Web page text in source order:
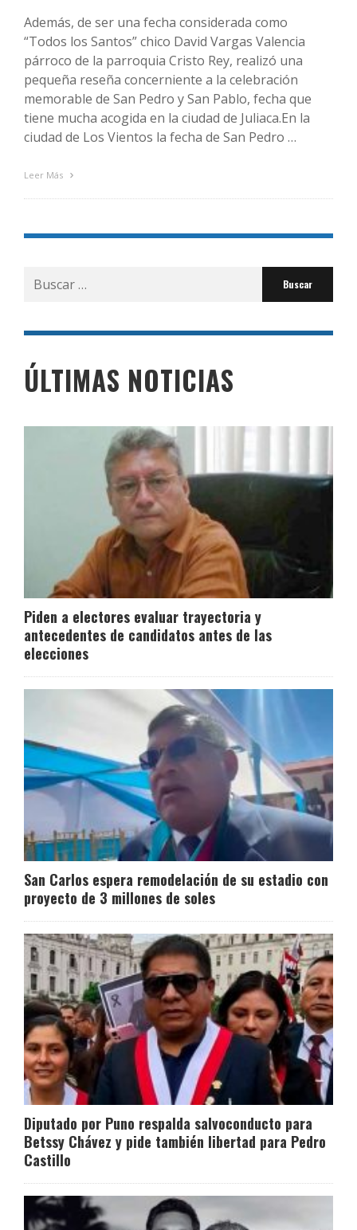
Además, de ser una fecha considerada como
“Todos los Santos” chico David Vargas Valencia
párroco de la parroquia Cristo Rey, realizó una
pequeña reseña concerniente a la celebración
memorable de San Pedro y San Pablo, fecha que
tiene mucha acogida en la ciudad de Juliaca.En la
ciudad de Los Vientos la fecha de San Pedro …
Leer Más
Buscar
por:
ÚLTIMAS NOTICIAS
Piden a electores evaluar trayectoria y
antecedentes de candidatos antes de las
elecciones
San Carlos espera remodelación de su estadio con
proyecto de 3 millones de soles
Diputado por Puno respalda salvoconducto para
Betssy Chávez y pide también libertad para Pedro
Castillo